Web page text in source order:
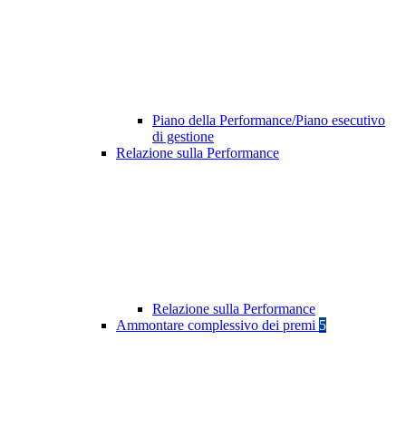
Piano della Performance/Piano esecutivo
di gestione
Relazione sulla Performance
Relazione sulla Performance
Ammontare complessivo dei premi 5